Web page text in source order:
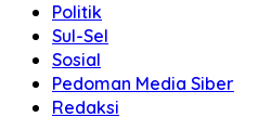
Politik
Sul-Sel
Sosial
Pedoman Media Siber
Redaksi